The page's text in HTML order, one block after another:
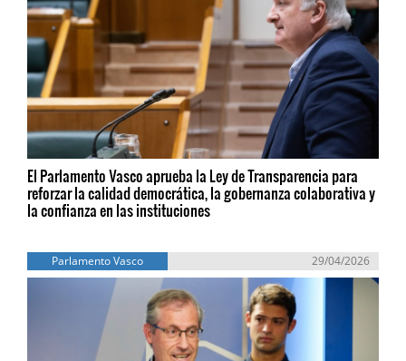
El Parlamento Vasco aprueba la Ley de Transparencia para
reforzar la calidad democrática, la gobernanza colaborativa y
la confianza en las instituciones
Parlamento Vasco 29/04/2026